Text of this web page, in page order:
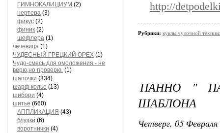
ГИМНОКАЛИЦИУМ (2)
нертера (3)
фикус (2)
финик (2)
шефлера (1)
чечевица (1)
ЧУДЕСНЫЙ ГРЕЦКИЙ ОРЕХ (1)
Чудо-смесь для омоложения - не
верю,но проверю. (1)
шапочки (334)
шарф колье (13)
шибори (4)
шитье (660)
АППЛИКАЦИЯ (43)
блузки (6)
воротнички (4)
http://
Рубрики: куклы чулочной
ПАННО "
ШАБЛОНА
Четверг, 05